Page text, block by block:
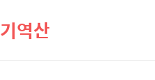
기역산